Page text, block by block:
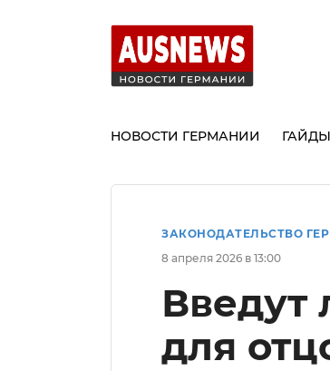
НОВОСТИ ГЕРМАНИИ ГАЙДЫ
ЗАКОНОДАТЕЛЬСТВО
8 апреля 2026 в 13:00
Введут
для